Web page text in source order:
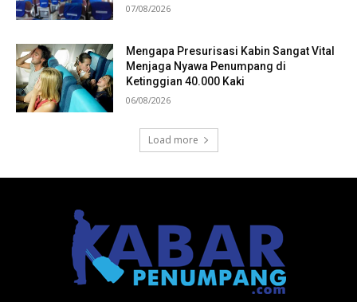
07/08/2026
Mengapa Presurisasi Kabin Sangat Vital
Menjaga Nyawa Penumpang di
Ketinggian 40.000 Kaki
06/08/2026
Load more